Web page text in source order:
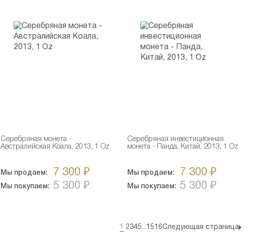
Серебряная монета -
Австралийская Коала, 2013, 1 Oz
Мы продаем: 7 300 ₽
Мы покупаем: 5 300 ₽
Серебряная инвестиционная
монета - Панда, Китай, 2013, 1 Oz
Мы продаем: 7 300 ₽
Мы покупаем: 5 300 ₽
1 2345...1516Следующая страница